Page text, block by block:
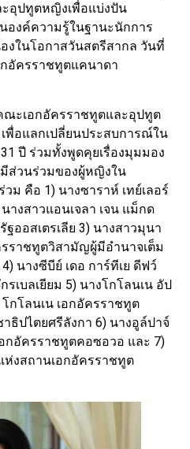
อุปทูตหญิงเพื่อแบ่งปัน
องค์ความรู้ในฐานะนักการ
งในโอกาสวันสตรีสากล วันที่
อัครราชทูตแคนาดา
ะเอกอัครราชทูตและอุปทูต
พื่อแลกเปลี่ยนประสบการณ์ใน
ปี ร่วมทั้งพูดคุยเรื่องมุมมอง
มีส่วนร่วมของผู้หญิงใน
ม คือ 1) นางซาราห์ เทย์เลอร์
างสาวแอนเจลา เจน แม็กด
ออสเตรเลีย 3) นางสาวมุนา
ราชทูตวิสามัญผู้มีอำนาจเต็ม
นางซีบีย์ เดอ การ์ทีเย ดีฟว์
เบลเยียม 5) นางโกโลนเน อัป
กโลนเน เอกอัครราชทูต
ปไตยศรีลังกา 6) นางอูล์ปาจ์
กอัครราชทูตคอซอวอ และ 7)
ห่งสถานเอกอัครราชทูต